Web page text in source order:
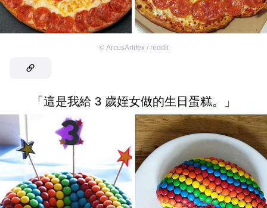
© ArcusArtifex / reddit
「這是我給 3 歲姪女做的生日蛋糕。」